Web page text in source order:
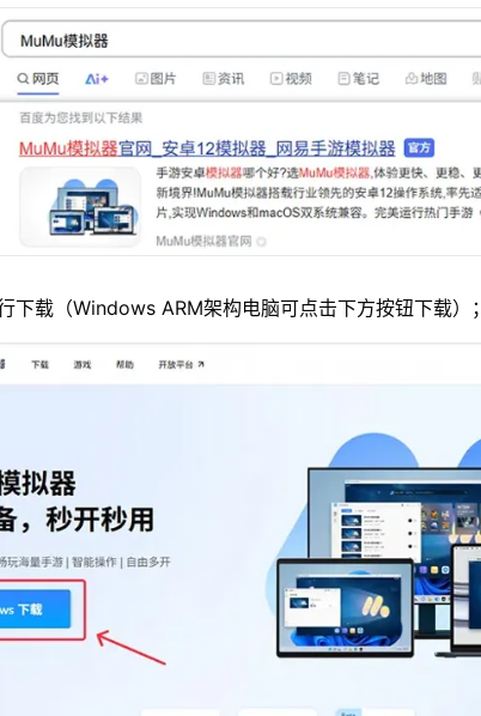
下载（Windows ARM架构电脑可点击下方按钮下载）；